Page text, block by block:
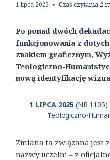
1 lipca 2025 Czas czytania 2
Po ponad dwóch
funkcjonowania z
znakiem graficznym,
Teologiczno-
nową identyfikację
1 LIPCA 2025 (NR 1105)
Teologiczno-
Zmiana ta związana jest
nazwy uczelni – z